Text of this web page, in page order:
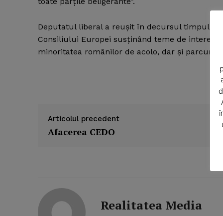
Deputatul liberal a reuşit în decursul timpului
Consiliului Europei susţinând teme de interes
minoritatea românilor de acolo, dar şi
Articolul precedent
Afacerea CEDO
Realitatea Media